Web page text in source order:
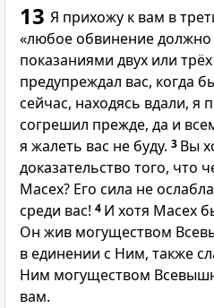
13 Я прихожу к вам в
«любое обвинение должно
показаниями двух или
предупреждал вас, когда
сейчас, находясь вдали, я
согрешил прежде, да и
я жалеть вас не буду. 3 Вы
доказательство того, что
Масех? Его сила не
среди вас! 4 И хотя Масех
Он жив могуществом
в единении с Ним, также
Ним могуществом
вам.